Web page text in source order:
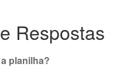
Respostas
planilha?